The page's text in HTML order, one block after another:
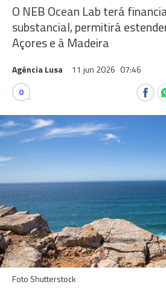
O NEB Ocean Lab terá
substancial, permitirá
Açores e à Madeira
Agência Lusa 11 jun 2026 07:46
0
Foto Shutterstock